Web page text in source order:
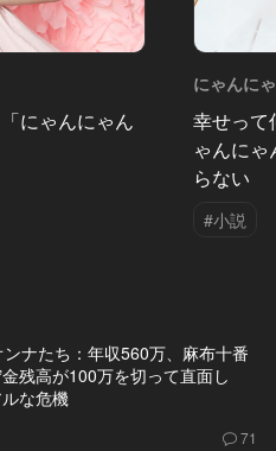
にゃんにゃん
にゃんに
幸せって
ゃんに
らない
#小説
ナたち：年収560万、麻布十番
残高が100万を切って直面し
な危機
71